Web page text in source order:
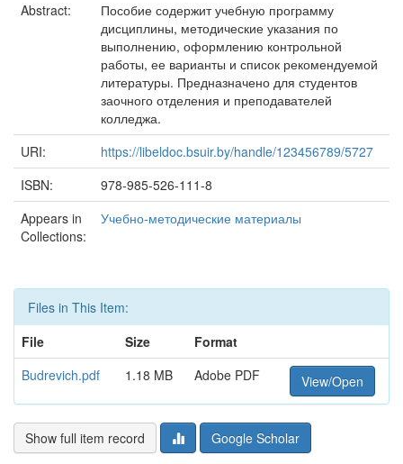
Abstract:
Пособие содержит учебную программу
дисциплины, методические указания по
выполнению, оформлению контрольной
работы, ее варианты и список рекомендуемой
литературы. Предназначено для студентов
заочного отделения и преподавателей
колледжа.
URI:
https://libeldoc.bsuir.by/handle/123456789/5727
ISBN:
978-985-526-111-8
Appears in
Collections:
Учебно-методические материалы
Files in This Item:
File
Size
Format
Budrevich.pdf
1.18 MB Adobe PDF View/Open
Show full item record Google Scholar